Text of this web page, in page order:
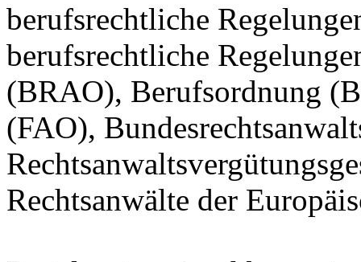
berufsrechtliche
berufsrechtliche
(BRAO), Berufsordnung
(FAO),
Rechtsanwälte der